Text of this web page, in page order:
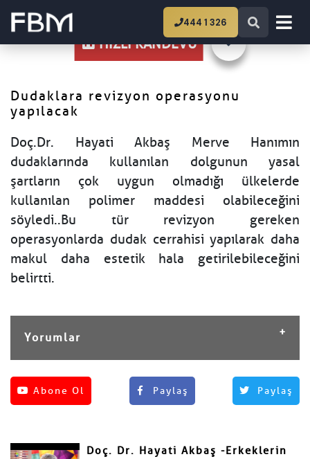
444 1 326
Dudaklara revizyon operasyonu
yapılacak
HIZLI RANDEVU
Dudaklara revizyon operasyonu
yapılacak
Doç.Dr. Hayati Akbaş Merve Hanımın
dudaklarında kullanılan dolgunun yasal
şartların çok uygun olmadığı ülkelerde
kullanılan polimer maddesi olabileceğini
söyledi..Bu tür revizyon gereken
operasyonlarda dudak cerrahisi yapılarak daha
makul daha estetik hala getirilebileceğini
belirtti.
Abone Ol Paylaş Paylaş
Yorumlar
Henüz yorum yapılmamış.
Adınız ve Soyadınız
Doç. Dr. Hayati Akbaş -Erkeklerin